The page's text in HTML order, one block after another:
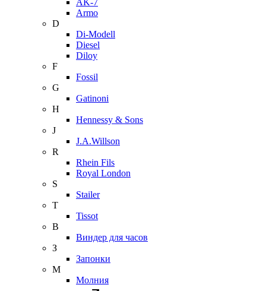
AK-7
Armo
D
Di-Modell
Diesel
Diloy
F
Fossil
G
Gatinoni
H
Hennessy & Sons
J
J.A.Willson
R
Rhein Fils
Royal London
S
Stailer
T
Tissot
В
Виндер для часов
З
Запонки
М
Молния